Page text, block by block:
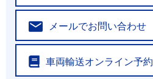
メールでお問い合わせ
車両輸送オンライン予約